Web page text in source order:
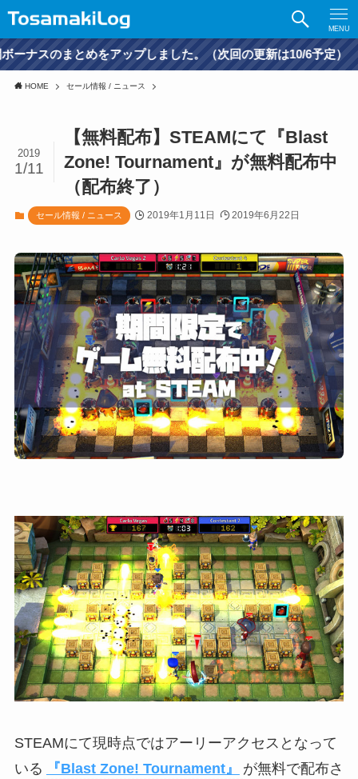
MENU
めをアップしました。（次回の更新は10/6予定）
HOME セール情報 / ニュース
【無料配布】STEAMにて『Blast
Zone! Tournament』が無料配布中
（配布終了）
2019
1/11
セール情報 / ニュース 2019年1月11日 2019年6月22日
STEAMにて現時点ではアーリーアクセスとなって
いる
『Blast Zone! Tournament』
が無料で配布さ